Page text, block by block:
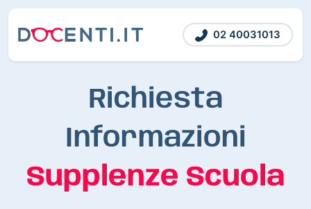
02 40031013
Richiesta
Informazioni
Supplenze Scuola